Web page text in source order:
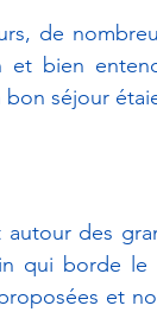
de
et bien
séjour
des
qui borde le
et